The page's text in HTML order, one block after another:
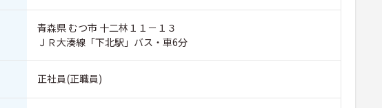
青森県 むつ市 十二林１１－１３
ＪＲ大湊線「下北駅」バス・車6分
正社員(正職員)